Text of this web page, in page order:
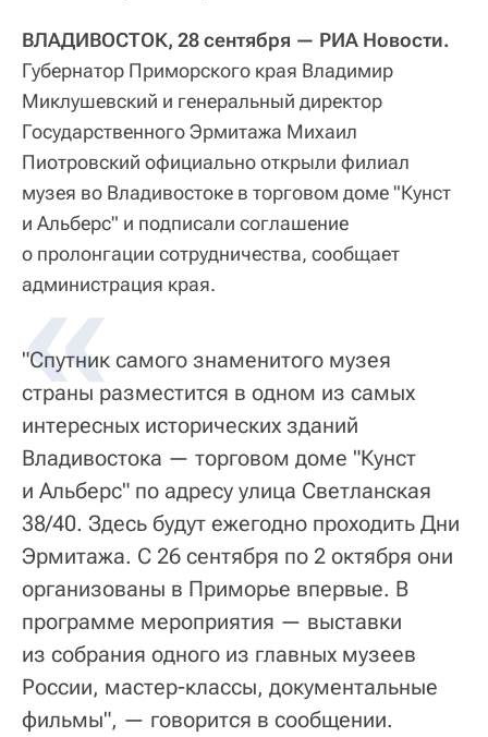
ВЛАДИВОСТОК, 28 сентября — РИА Новости.
Губернатор Приморского края Владимир
Миклушевский и генеральный директор
Государственного Эрмитажа Михаил
Пиотровский официально открыли филиал
музея во Владивостоке в торговом доме "Кунст
и Альберс" и подписали соглашение
о пролонгации сотрудничества, сообщает
администрация края.
"Спутник самого знаменитого музея
страны разместится в одном из самых
интересных исторических зданий
Владивостока — торговом доме "Кунст
и Альберс" по адресу улица Светланская
38/40. Здесь будут ежегодно проходить Дни
Эрмитажа. С 26 сентября по 2 октября они
организованы в Приморье впервые. В
программе мероприятия — выставки
из собрания одного из главных музеев
России, мастер-классы, документальные
фильмы", — говорится в сообщении.